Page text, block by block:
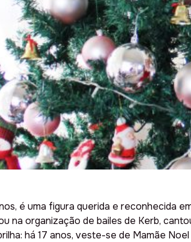
é uma figura querida e reconhecida
na organização de bailes de Kerb,
há 17 anos, veste-se de Mamãe